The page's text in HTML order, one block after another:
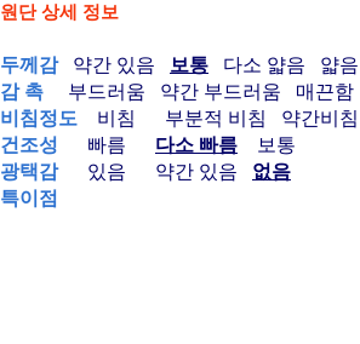
원단 상세 정보
두께감 약간 있음 보통 다소 얇음 얇음
감 촉
부드러움 약간 부드러움 매끈함
비침정도
비침 부분적 비침 약간비침
건조성 빠름 다소 빠름 보통
광택감 있음 약간 있음 없음
특이점